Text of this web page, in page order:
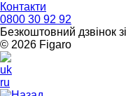
Контакти
0800 30 92 92
Безкоштовний дзвінок
© 2026 Figarо
uk
ru